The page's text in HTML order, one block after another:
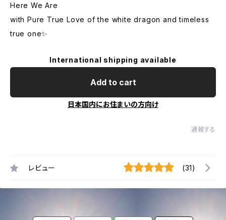
Here We Are
with Pure True Love of the white dragon and timeless
true one✨
International shipping available
Add to cart
日本国内にお住まいの方向け
通報する
レビュー (31)